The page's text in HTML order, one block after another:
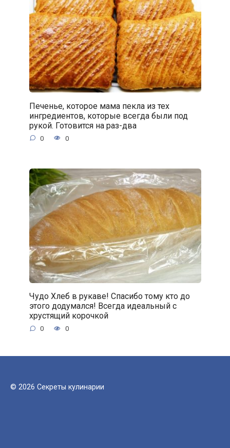
Печенье, которое мама пекла из тех
ингредиентов, которые всегда были под
рукой. Готовится на раз-два
0 0
Чудо Хлеб в рукаве! Спасибо тому кто до
этого додумался! Всегда идеальный с
хрустящий корочкой
0 0
© 2026 Секреты кулинарии